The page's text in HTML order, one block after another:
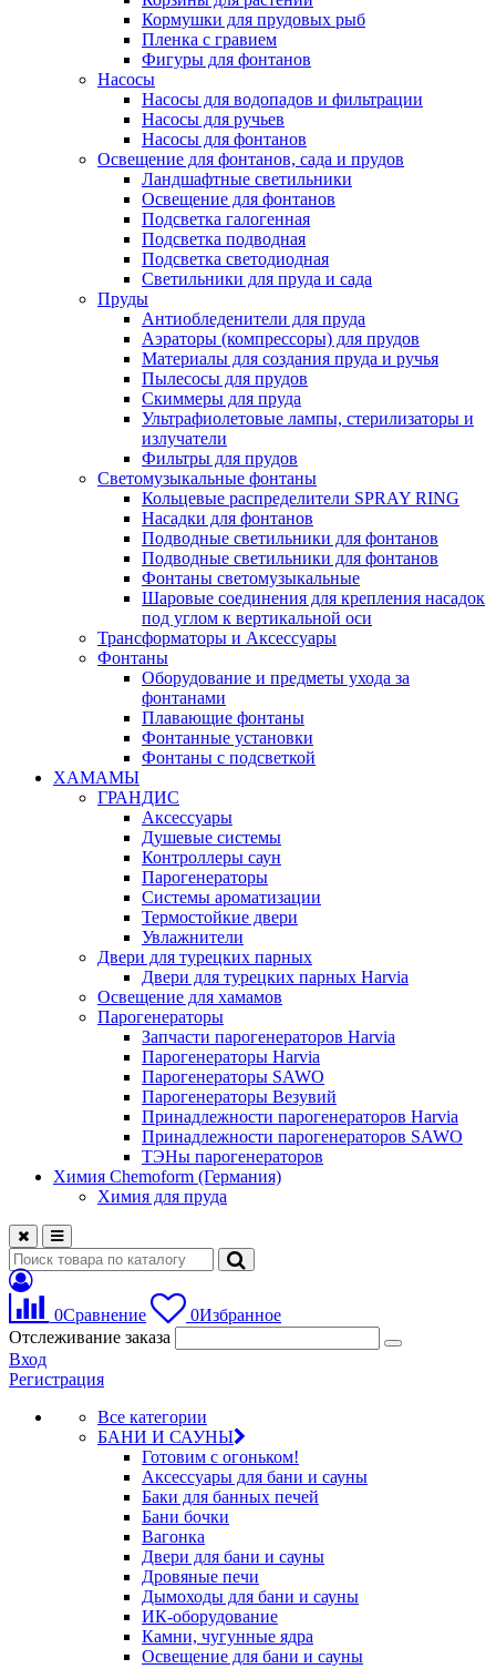
Кормушки для прудовых рыб
Пленка с гравием
Фигуры для фонтанов
Насосы
Насосы для водопадов и фильтрации
Насосы для ручьев
Насосы для фонтанов
Освещение для фонтанов, сада и прудов
Ландшафтные светильники
Освещение для фонтанов
Подсветка галогенная
Подсветка подводная
Подсветка светодиодная
Светильники для пруда и сада
Пруды
Антиобледенители для пруда
Аэраторы (компрессоры) для прудов
Материалы для создания пруда и ручья
Пылесосы для прудов
Скиммеры для пруда
Ультрафиолетовые лампы, стерилизаторы и
излучатели
Фильтры для прудов
Светомузыкальные фонтаны
Кольцевые распределители SPRAY RING
Насадки для фонтанов
Подводные светильники для фонтанов
Подводные светильники для фонтанов
Фонтаны светомузыкальные
Шаровые соединения для крепления насадок
под углом к вертикальной оси
Трансформаторы и Аксессуары
Фонтаны
Оборудование и предметы ухода за
фонтанами
Плавающие фонтаны
Фонтанные установки
Фонтаны с подсветкой
ХАМАМЫ
ГРАНДИС
Аксессуары
Душевые системы
Контроллеры саун
Парогенераторы
Системы ароматизации
Термостойкие двери
Увлажнители
Двери для турецких парных
Двери для турецких парных Harvia
Освещение для хамамов
Парогенераторы
Запчасти парогенераторов Harvia
Парогенераторы Harvia
Парогенераторы SAWO
Парогенераторы Везувий
Принадлежности парогенераторов Harvia
Принадлежности парогенераторов SAWO
ТЭНы парогенераторов
Химия Chemoform (Германия)
Химия для пруда
0Сравнение 0Избранное
Отслеживание заказа
Вход
Регистрация
Все категории
БАНИ И САУНЫ
Готовим с огоньком!
Аксессуары для бани и сауны
Баки для банных печей
Бани бочки
Вагонка
Двери для бани и сауны
Дровяные печи
Дымоходы для бани и сауны
ИК-оборудование
Камни, чугунные ядра
Освещение для бани и сауны